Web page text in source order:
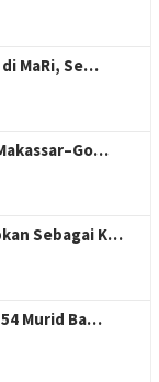
MaRi, Se…
Sebagai K…
Murid Ba…